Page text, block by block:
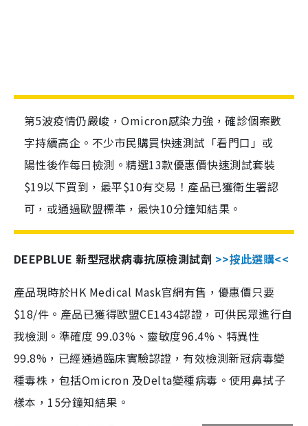
第5波疫情仍嚴峻，Omicron感染力強，確診個案數
字持續高企。不少市民購買快速測試「看門口」或
陽性後作每日檢測。精選13款優惠價快速測試套裝
$19以下買到，最平$10有交易！產品已獲衛生署認
可，或通過歐盟標準，最快10分鐘知結果。
DEEPBLUE 新型冠狀病毒抗原檢測試劑 >>按此選購<<
產品現時於HK Medical Mask官網有售，優惠價只要
$18/件。產品已獲得歐盟CE1434認證，可供民眾進行自
我檢測。準確度 99.03%、靈敏度96.4%、特異性
99.8%，已經通過臨床實驗認證，有效檢測新冠病毒變
種毒株，包括Omicron 及Delta變種病毒。使用鼻拭子
樣本，15分鐘知結果。